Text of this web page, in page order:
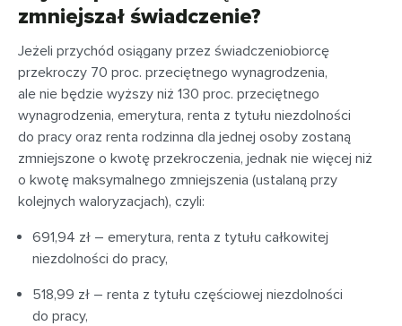
zmniejszał świadczenie?
Jeżeli przychód osiągany przez świadczeniobiorcę
przekroczy 70 proc. przeciętnego wynagrodzenia,
ale nie będzie wyższy niż 130 proc. przeciętnego
wynagrodzenia, emerytura, renta z tytułu niezdolności
do pracy oraz renta rodzinna dla jednej osoby zostaną
zmniejszone o kwotę przekroczenia, jednak nie więcej niż
o kwotę maksymalnego zmniejszenia (ustalaną przy
kolejnych waloryzacjach), czyli:
691,94 zł – emerytura, renta z tytułu całkowitej
niezdolności do pracy,
518,99 zł – renta z tytułu częściowej niezdolności
do pracy,